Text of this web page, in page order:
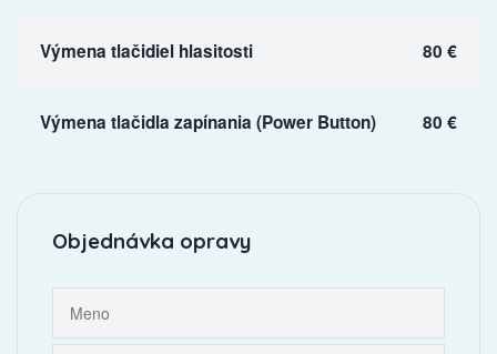
Výmena tlačidiel hlasitosti 80 €
Výmena tlačidla zapínania (Power Button) 80 €
Objednávka opravy